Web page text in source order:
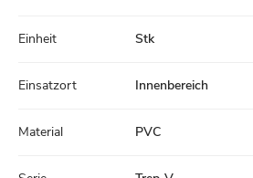
Einheit Stk
Einsatzort Innenbereich
Material PVC